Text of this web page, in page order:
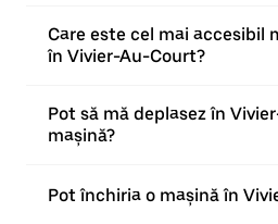
Care este cel mai accesibil
în Vivier-Au-Court?
Pot să mă deplasez în
mașină?
Pot închiria o mașină în